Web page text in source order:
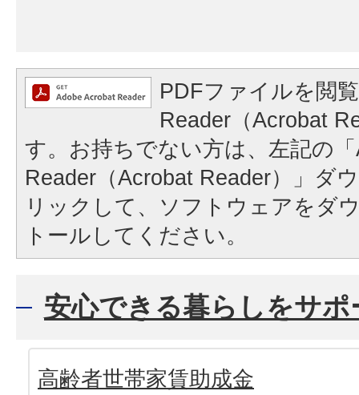
PDFファイルを閲
Reader（Acrobat
す。お持ちでない方は、左記の
Reader（Acrobat Reader）」ダ
リックして、ソフトウェアをダ
トールしてください。
安心できる暮らしをサポ
高齢者世帯家賃助成金